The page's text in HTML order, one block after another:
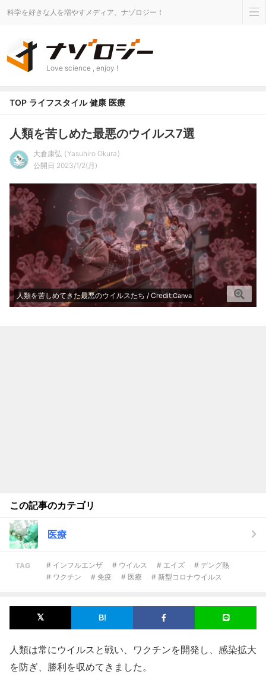
科学を好きな人を増やすメディア、ナゾロジー！
Love science , enjoy !
TOP ライフスタイル 健康 医療
人類を苦しめた最悪のウイルス7選
大倉康弘
Yasuhiro Okura
公開日 2023/1/2(月)
人類を苦しめてきた最悪のウイルスたち / Credit:Canva
この記事のカテゴリ
医療
TAG # インフルエンザ # ウイルス # エイズ
# デング熱
# ワクチン
# 免疫 # 医療 # 新型コロナウイルス
人類は常にウイルスと戦い、ワクチンを開発し、感染拡大
を防ぎ、勝利を収めてきました。